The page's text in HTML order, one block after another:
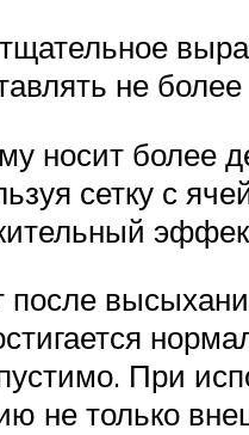
не
носит более
сетку с
При
не только